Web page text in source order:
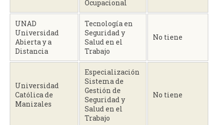
Ocupacional
UNAD
Universidad
Abierta y a
Distancia
Tecnología en
Seguridad y
Salud en el
Trabajo
No tiene
Universidad
Católica de
Manizales
Especialización
Sistema de
Gestión de
Seguridad y
Salud en el
Trabajo
No tiene